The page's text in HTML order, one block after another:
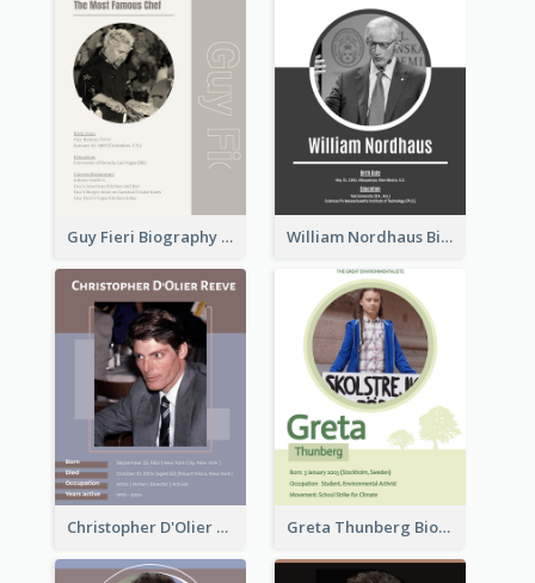
Guy Fieri Biography William Nordhaus Biography
Christopher D'Olier Reeve Biography Greta Thunberg Biography